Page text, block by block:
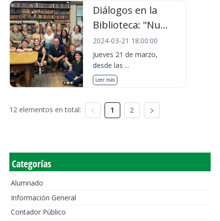
Diálogos en la
Biblioteca: "Nu...
2024-03-21 18:00:00
Jueves 21 de marzo,
desde las ...
Leer más
12 elementos en total: 1 2
Categorías
Alumnado
Información General
Contador Público